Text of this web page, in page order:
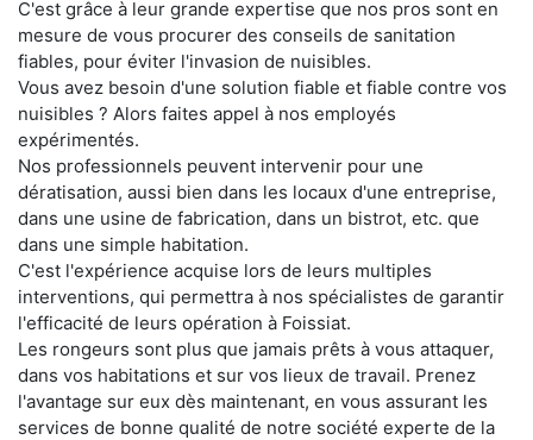
C'est grâce à leur grande expertise que nos pros sont en
mesure de vous procurer des conseils de sanitation
fiables, pour éviter l'invasion de nuisibles.
Vous avez besoin d'une solution fiable et fiable contre vos
nuisibles ? Alors faites appel à nos employés
expérimentés.
Nos professionnels peuvent intervenir pour une
dératisation, aussi bien dans les locaux d'une entreprise,
dans une usine de fabrication, dans un bistrot, etc. que
dans une simple habitation.
C'est l'expérience acquise lors de leurs multiples
interventions, qui permettra à nos spécialistes de garantir
l'efficacité de leurs opération à Foissiat.
Les rongeurs sont plus que jamais prêts à vous attaquer,
dans vos habitations et sur vos lieux de travail. Prenez
l'avantage sur eux dès maintenant, en vous assurant les
services de bonne qualité de notre société experte de la